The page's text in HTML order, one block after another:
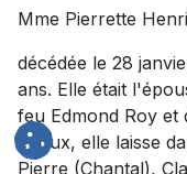
Mme Pierrette
décédée le 28
ans. Elle était
feu Edmond Roy et
époux, elle laisse
Pierre (Chantal),